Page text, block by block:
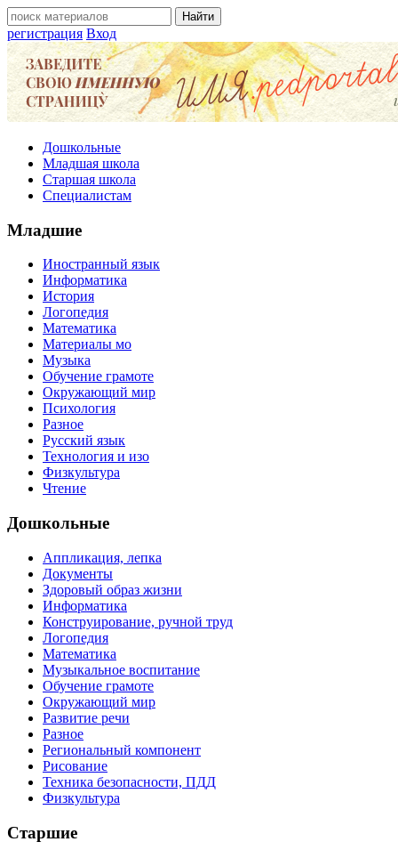
регистрация Вход
Дошкольные
Младшая школа
Старшая школа
Специалистам
Младшие
Иностранный язык
Информатика
История
Логопедия
Математика
Материалы мо
Музыка
Обучение грамоте
Окружающий мир
Психология
Разное
Русский язык
Технология и изо
Физкультура
Чтение
Дошкольные
Аппликация, лепка
Документы
Здоровый образ жизни
Информатика
Конструирование, ручной труд
Логопедия
Математика
Музыкальное воспитание
Обучение грамоте
Окружающий мир
Развитие речи
Разное
Региональный компонент
Рисование
Техника безопасности, ПДД
Физкультура
Старшие